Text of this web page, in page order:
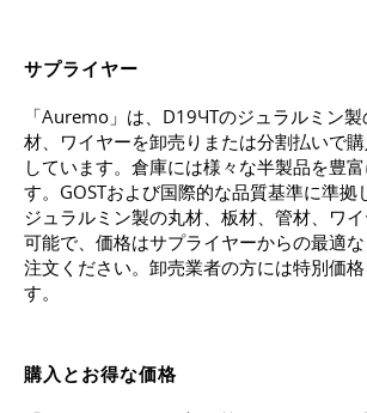
サプライヤー
「Auremo」は、D19ЧTのジュラルミン
材、ワイヤーを卸売りまたは分割払いで
しています。倉庫には様々な半製品を豊
す。GOSTおよび国際的な品質基準に準拠
ジュラルミン製の丸材、板材、管材、ワ
可能で、価格はサプライヤーからの最適
注文ください。卸売業者の方には特別価
す。
購入とお得な価格